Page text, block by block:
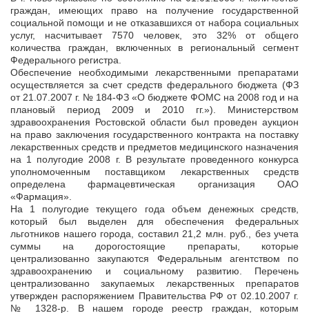
граждан, имеющих право на получение государственной
социальной помощи и не отказавшихся от набора социальных
услуг, насчитывает 7570 человек, это 32% от общего
количества граждан, включенных в региональный сегмент
Федерального регистра.
Обеспечение необходимыми лекарственными препаратами
осуществляется за счет средств федерального бюджета (ФЗ
от 21.07.2007 г. № 184-ФЗ «О бюджете ФОМС на 2008 год и на
плановый период 2009 и 2010 гг.»). Министерством
здравоохранения Ростовской области был проведен аукцион
на право заключения государственного контракта на поставку
лекарственных средств и предметов медицинского назначения
на 1 полугодие 2008 г. В результате проведенного конкурса
уполномоченным поставщиком лекарственных средств
определена фармацевтическая организация ОАО
«Фармация».
На 1 полугодие текущего года объем денежных средств,
который был выделен для обеспечения федеральных
льготников нашего города, составил 21,2 млн. руб., без учета
суммы на дорогостоящие препараты, которые
централизованно закупаются Федеральным агентством по
здравоохранению и социальному развитию. Перечень
централизованно закупаемых лекарственных препаратов
утвержден распоряжением Правительства РФ от 02.10.2007 г.
№ 1328-р. В нашем городе реестр граждан, которым